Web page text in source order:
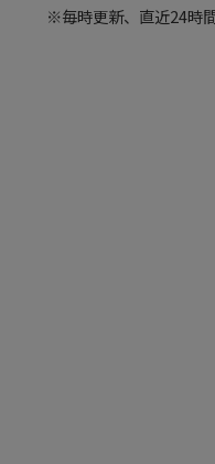
※毎時更新、直近24時